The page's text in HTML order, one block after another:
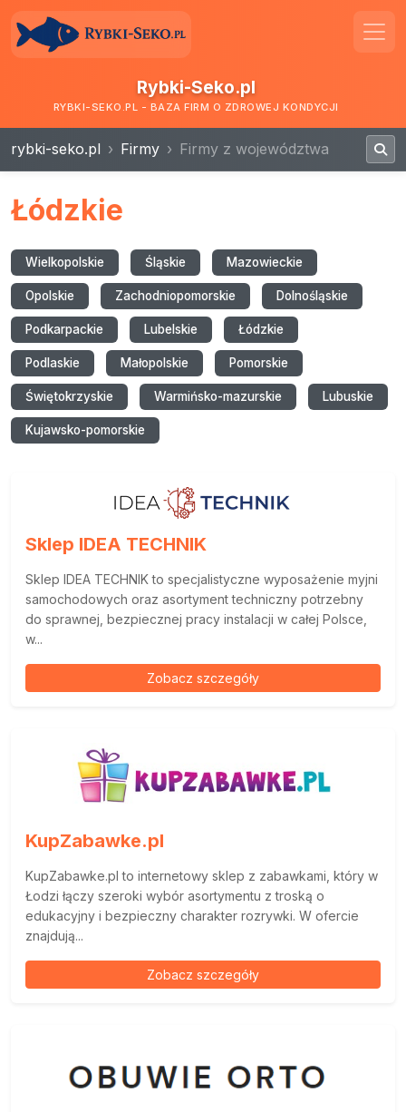
Rybki-Seko.pl
RYBKI-SEKO.PL - BAZA FIRM O ZDROWEJ KONDYCJI
rybki-seko.pl Firmy Firmy z województwa
Łódzkie
Wielkopolskie Śląskie Mazowieckie
Opolskie Zachodniopomorskie Dolnośląskie
Podkarpackie Lubelskie Łódzkie
Podlaskie Małopolskie Pomorskie
Świętokrzyskie Warmińsko-mazurskie Lubuskie
Kujawsko-pomorskie
Sklep IDEA TECHNIK
Sklep IDEA TECHNIK to specjalistyczne wyposażenie myjni
samochodowych oraz asortyment techniczny potrzebny
do sprawnej, bezpiecznej pracy instalacji w całej Polsce,
w...
Zobacz szczegóły
KupZabawke.pl
KupZabawke.pl to internetowy sklep z zabawkami, który w
Łodzi łączy szeroki wybór asortymentu z troską o
edukacyjny i bezpieczny charakter rozrywki. W ofercie
znajdują...
Zobacz szczegóły